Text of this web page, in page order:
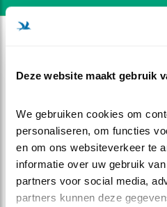
Deze website maakt gebruik
We gebruiken cookies om
personaliseren, om functies
en om ons websiteverkeer te
informatie over uw gebruik
partners voor social media,
partners kunnen deze